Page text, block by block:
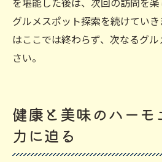
グルメスポット探索を続けてい
はここでは終わらず、次なるグ
さい。
健康と美味のハーモ
力に迫る